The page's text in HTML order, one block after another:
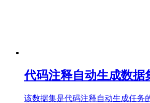
代码注释自动生成数据
该数据集是代码注释自动生成任务